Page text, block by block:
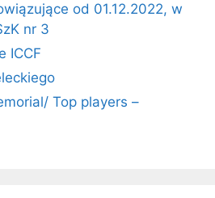
od 01.12.2022, w
nr 3
ICCF
Top players –